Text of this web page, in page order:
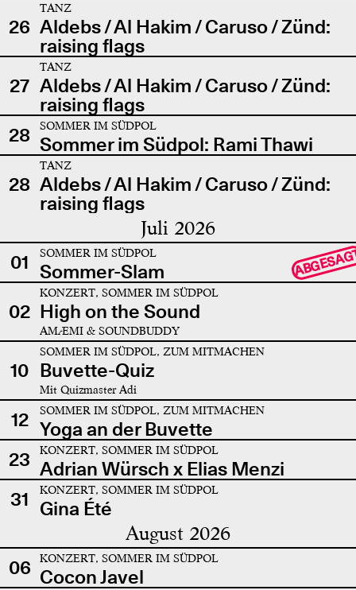
26
TANZ
Aldebs / Al Hakim / Caruso / Zünd:
raising flags
27
TANZ
Aldebs / Al Hakim / Caruso / Zünd:
raising flags
28
SOMMER IM SÜDPOL
Sommer im Südpol: Rami Thawi
28
TANZ
Aldebs / Al Hakim / Caruso / Zünd:
raising flags
Juli 2026
01 SOMMER IM SÜDPOL
Sommer-Slam
02
KONZERT, SOMMER IM SÜDPOL
High on the Sound
AMÆMI & SOUNDBUDDY
10
SOMMER IM SÜDPOL, ZUM MITMACHEN
Buvette-Quiz
Mit Quizmaster Adi
12 SOMMER IM SÜDPOL, ZUM MITMACHEN
Yoga an der Buvette
23
KONZERT, SOMMER IM SÜDPOL
Adrian Würsch x Elias Menzi
31
KONZERT, SOMMER IM SÜDPOL
Gina Été
August 2026
06 KONZERT, SOMMER IM SÜDPOL
Cocon Javel